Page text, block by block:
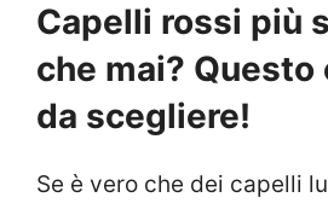
Capelli rossi più
che mai? Questo
da scegliere!
Se è vero che dei capelli